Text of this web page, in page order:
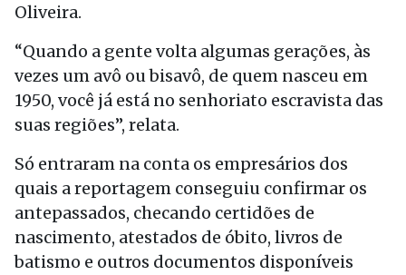
Oliveira.
“Quando a gente volta algumas gerações, às
vezes um avô ou bisavô, de quem nasceu em
1950, você já está no senhoriato escravista das
suas regiões”, relata.
Só entraram na conta os empresários dos
quais a reportagem conseguiu confirmar os
antepassados, checando certidões de
nascimento, atestados de óbito, livros de
batismo e outros documentos disponíveis